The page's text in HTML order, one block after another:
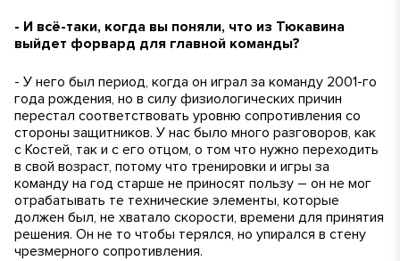
- И всё-таки, когда вы поняли, что из Тюкавина
выйдет форвард для главной команды?
- У него был период, когда он играл за команду 2001-го
года рождения, но в силу физиологических причин
перестал соответствовать уровню сопротивления со
стороны защитников. У нас было много разговоров, как
с Костей, так и с его отцом, о том что нужно переходить
в свой возраст, потому что тренировки и игры за
команду на год старше не приносят пользу – он не мог
отрабатывать те технические элементы, которые
должен был, не хватало скорости, времени для принятия
решения. Он не то чтобы терялся, но упирался в стену
чрезмерного сопротивления.